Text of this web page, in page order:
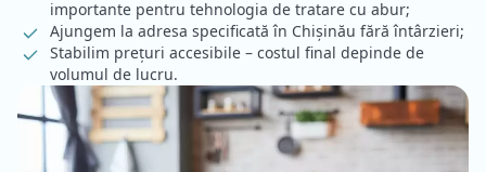
importante pentru tehnologia de tratare cu abur;
Ajungem la adresa specificată în Chișinău fără întârzieri;
Stabilim prețuri accesibile – costul final depinde de
volumul de lucru.